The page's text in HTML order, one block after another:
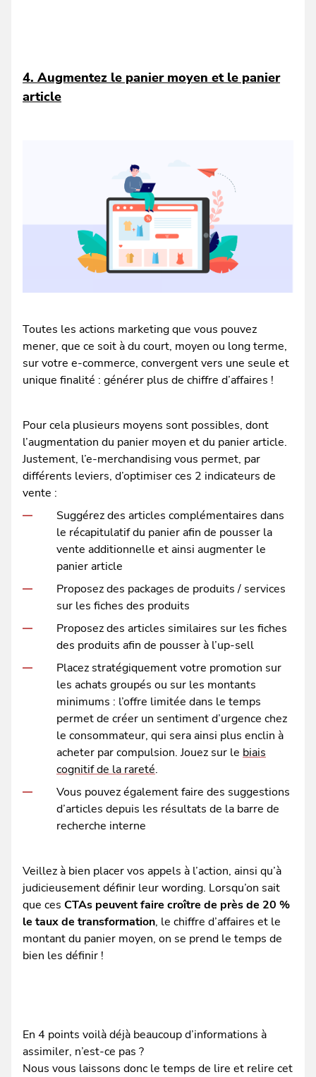
4. Augmentez le panier moyen et le panier
article
Toutes les actions marketing que vous pouvez
mener, que ce soit à du court, moyen ou long terme,
sur votre e-commerce, convergent vers une seule et
unique finalité : générer plus de chiffre d’affaires !
Pour cela plusieurs moyens sont possibles, dont
l’augmentation du panier moyen et du panier article.
Justement, l’e-merchandising vous permet, par
différents leviers, d’optimiser ces 2 indicateurs de
vente :
Suggérez des articles complémentaires dans
le récapitulatif du panier afin de pousser la
vente additionnelle et ainsi augmenter le
panier article
Proposez des packages de produits / services
sur les fiches des produits
Proposez des articles similaires sur les fiches
des produits afin de pousser à l’up-sell
Placez stratégiquement votre promotion sur
les achats groupés ou sur les montants
minimums : l’offre limitée dans le temps
permet de créer un sentiment d’urgence chez
le consommateur, qui sera ainsi plus enclin à
acheter par compulsion. Jouez sur le biais
cognitif de la rareté.
Vous pouvez également faire des suggestions
d’articles depuis les résultats de la barre de
recherche interne
Veillez à bien placer vos appels à l’action, ainsi qu’à
judicieusement définir leur wording. Lorsqu’on sait
que ces CTAs peuvent faire croître de près de 20 %
le taux de transformation, le chiffre d’affaires et le
montant du panier moyen, on se prend le temps de
bien les définir !
En 4 points voilà déjà beaucoup d’informations à
assimiler, n’est-ce pas ?
Nous vous laissons donc le temps de lire et relire cet